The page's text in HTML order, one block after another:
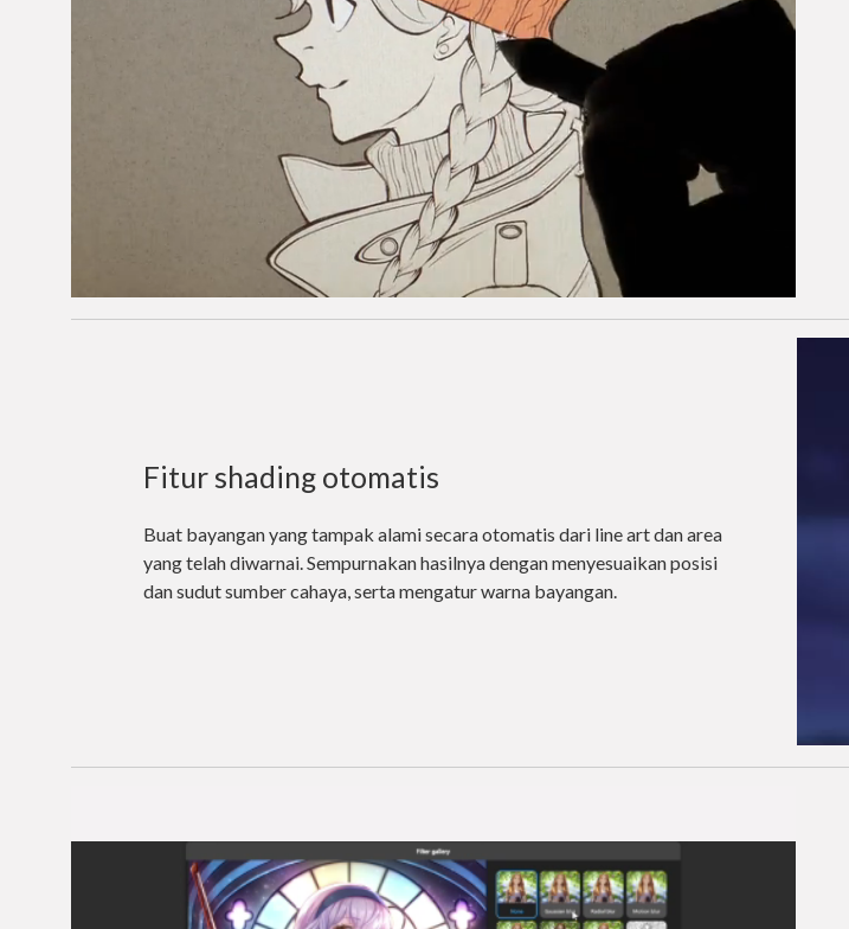
Fitur shading otomatis
Buat bayangan yang tampak alami secara otomatis dari line art dan area
yang telah diwarnai. Sempurnakan hasilnya dengan menyesuaikan posisi
dan sudut sumber cahaya, serta mengatur warna bayangan.